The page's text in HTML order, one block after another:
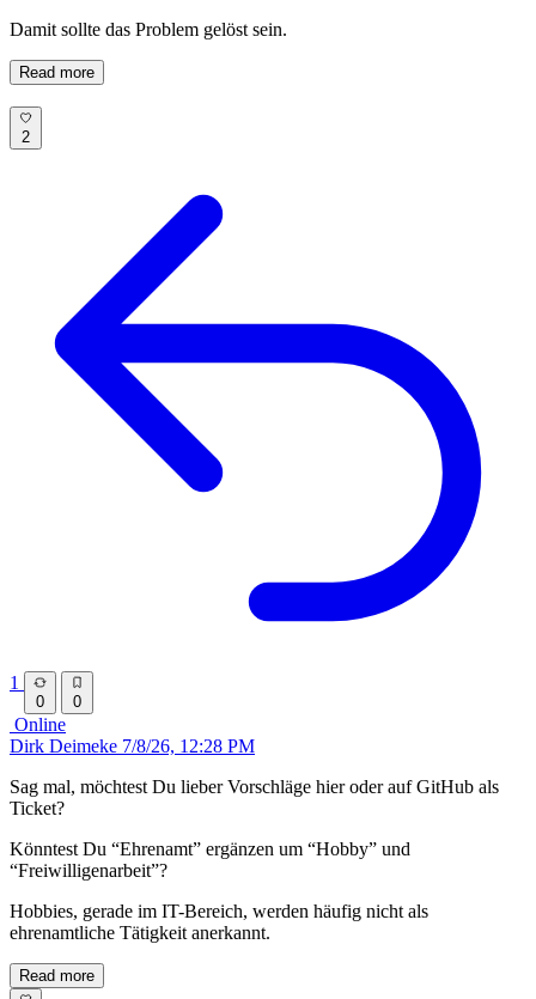
Damit sollte das Problem gelöst sein.
Read more
2
1
0 0
Online
Dirk Deimeke 7/8/26, 12:28 PM
Sag mal, möchtest Du lieber Vorschläge hier oder auf GitHub als
Ticket?
Könntest Du “Ehrenamt” ergänzen um “Hobby” und
“Freiwilligenarbeit”?
Hobbies, gerade im IT-Bereich, werden häufig nicht als
ehrenamtliche Tätigkeit anerkannt.
Read more